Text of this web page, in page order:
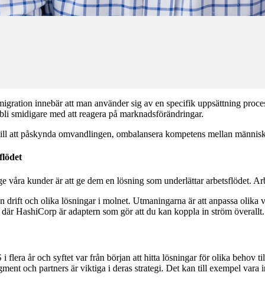
innebär att man använder sig av en specifik uppsättning
smidigare med att reagera på marknadsförändringar.
att påskynda omvandlingen, ombalansera kompetens mellan
våra kunder är att ge dem en lösning som underlättar arbetsflödet.
drift och olika lösningar i molnet. Utmaningarna är att anpassa
HashiCorp är adaptern som gör att du kan koppla in ström överallt.
i flera år och syftet var från början att hitta lösningar för olika
och partners är viktiga i deras strategi. Det kan till exempel